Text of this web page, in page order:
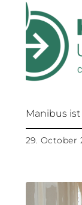
Manibus
29. October